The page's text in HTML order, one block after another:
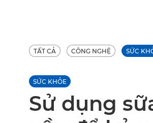
TẤT CẢ CÔNG NGHỆ SỨC
SỨC KHỎE
Sử dụng